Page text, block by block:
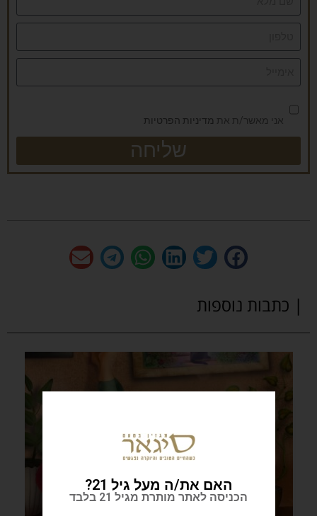
אני מאשר/ת את מדיניות הפרטיות
שליחה
| כתבות נוספות
האם את/ה מעל גיל 21?
הכניסה לאתר מותרת מגיל 21 בלבד